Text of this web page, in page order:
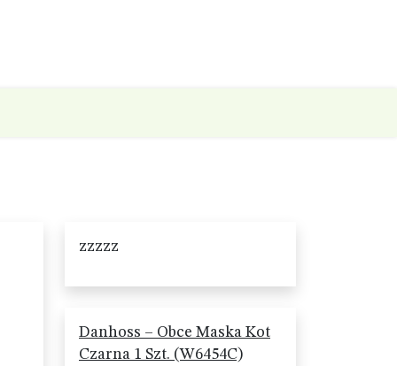
zzzzz
Danhoss – Obce Maska Kot
Czarna 1 Szt. (W6454C)